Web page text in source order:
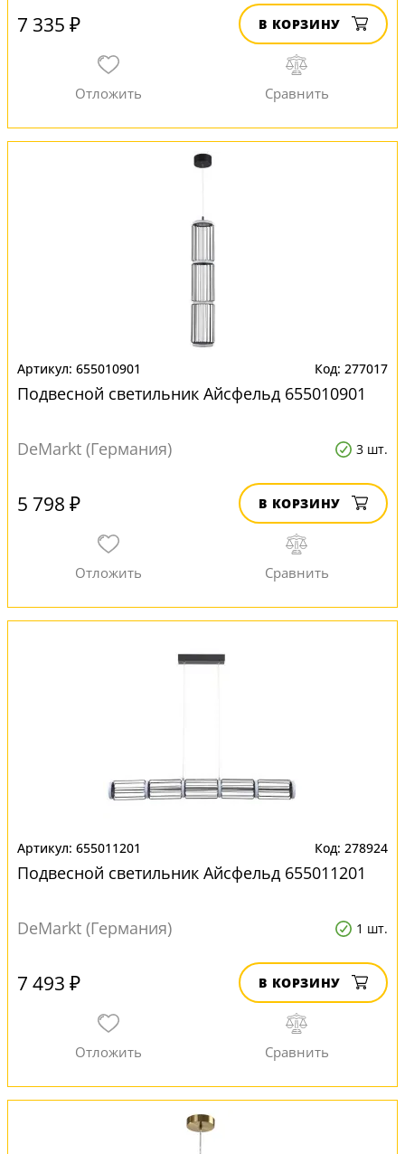
7 335 ₽ В КОРЗИНУ
655010901 277017
Подвесной светильник Айсфельд 655010901
DeMarkt (Германия) 3 шт.
5 798 ₽ В КОРЗИНУ
655011201 278924
Подвесной светильник Айсфельд 655011201
DeMarkt (Германия) 1 шт.
7 493 ₽ В КОРЗИНУ